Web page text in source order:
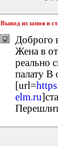
Вывод из запоя в
Доброго
Жена в
реально
палату В
[url=
elm.ru